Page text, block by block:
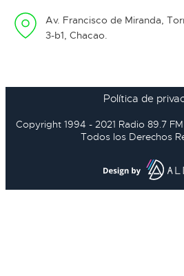
Av. Francisco de Miranda,
3-b1, Chacao.
Política de
Copyright 1994 - 2021 Radio 89.7
Todos los Derechos